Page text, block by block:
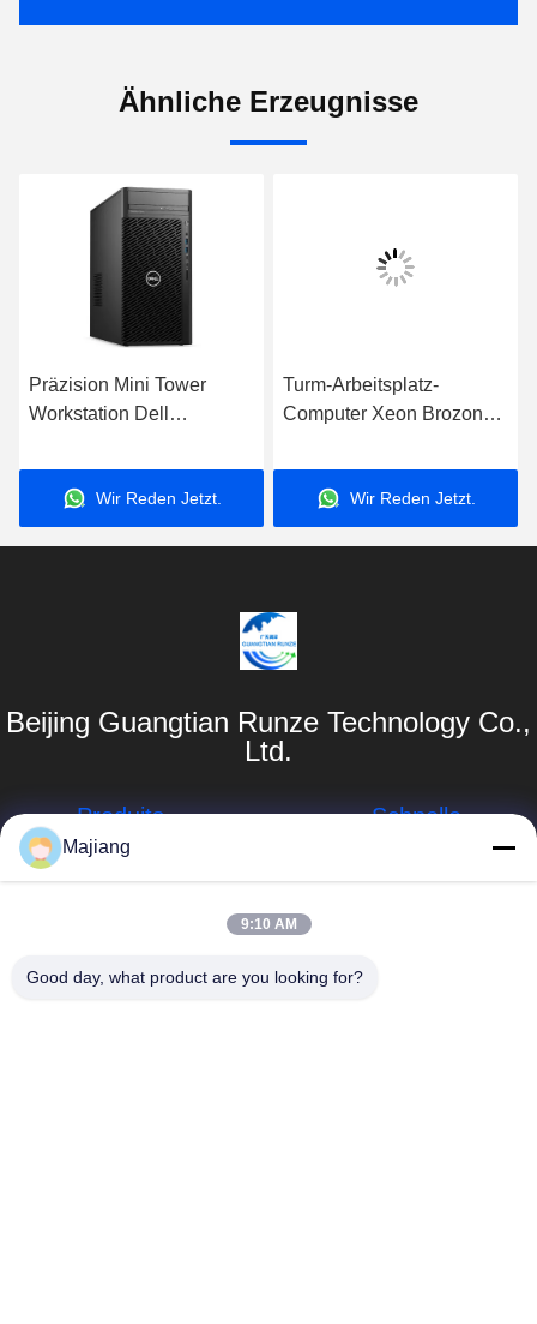
Ähnliche Erzeugnisse
Präzision Mini Tower
Workstation Dell
12700 WX3200 4GB
Wir Reden Jetzt.
Turm-Arbeitsplatz-
Computer Xeon Brozone
T7920
Wir Reden Jetzt.
Beijing Guangtian Runze Technology Co.,
Ltd.
Produits
Server Dells GPU
Server Lenovo
18910255277
Schnelle
Majiang
9:10 AM
Good day, what product are you looking for?